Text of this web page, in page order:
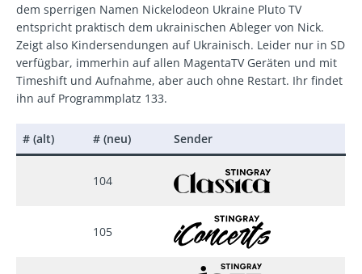
dem sperrigen Namen Nickelodeon Ukraine Pluto TV
entspricht praktisch dem ukrainischen Ableger von Nick.
Zeigt also Kindersendungen auf Ukrainisch. Leider nur in SD
verfügbar, immerhin auf allen MagentaTV Geräten und mit
Timeshift und Aufnahme, aber auch ohne Restart. Ihr findet
ihn auf Programmplatz 133.
# (alt) # (neu) Sender
104
105